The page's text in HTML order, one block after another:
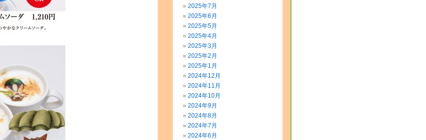
2025年7月
2025年6月
2025年5月
2025年4月
2025年3月
2025年2月
2025年1月
2024年12月
2024年11月
2024年10月
2024年9月
2024年8月
2024年7月
2024年6月